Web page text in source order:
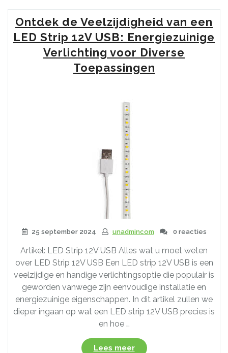
Ontdek de Veelzijdigheid van een
LED Strip 12V USB: Energiezuinige
Verlichting voor Diverse
Toepassingen
25 september 2024 unadmincom 0 reacties
Artikel: LED Strip 12V USB Alles wat u moet weten
over LED Strip 12V USB Een LED strip 12V USB is een
veelzijdige en handige verlichtingsoptie die populair is
geworden vanwege zijn eenvoudige installatie en
energiezuinige eigenschappen. In dit artikel zullen we
dieper ingaan op wat een LED strip 12V USB precies is
en hoe …
Lees meer“Ontdek